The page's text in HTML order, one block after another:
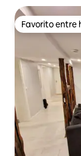
Favorito entre
Favorito entre